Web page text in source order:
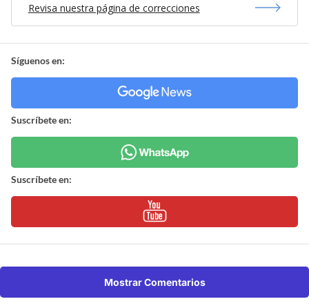
Revisa nuestra página de correcciones
Síguenos en:
Suscríbete en:
Suscríbete en:
Mostrar Comentarios